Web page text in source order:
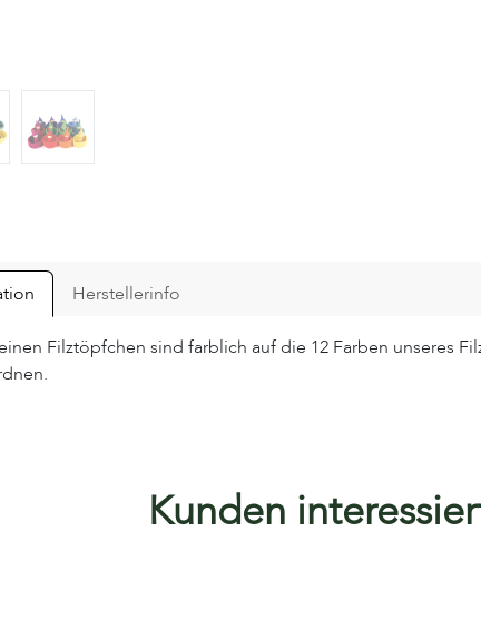
Herstellerinfo
Filztöpfchen sind farblich auf die 12 Farben unseres
Kunden